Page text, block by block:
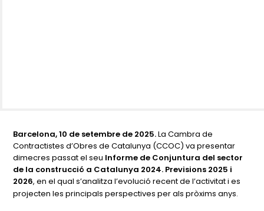
Barcelona, 10 de setembre de 2025.La Cambra de
Contractistes d’Obres de Catalunya (CCOC) va presentar
dimecres passat el seu Informe de Conjuntura del sector
de la construcció a Catalunya 2024. Previsions 2025 i
2026, en el qual s’analitza l’evolució recent de l’activitat i es
projecten les principals perspectives per als pròxims anys.